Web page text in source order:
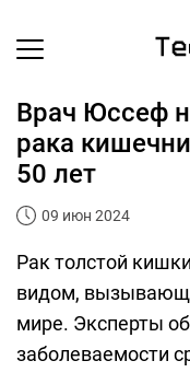
Врач Юссеф
рака
50 лет
09 июн 2024
Рак толстой
видом,
мире. Эксперты
заболеваемости